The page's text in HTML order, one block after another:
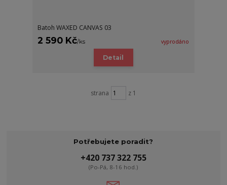
Batoh WAXED CANVAS 03
2 590 Kč/ks vyprodáno
Detail
strana z 1
Potřebujete poradit?
+420 737 322 755
(Po-Pá, 8-16 hod.)